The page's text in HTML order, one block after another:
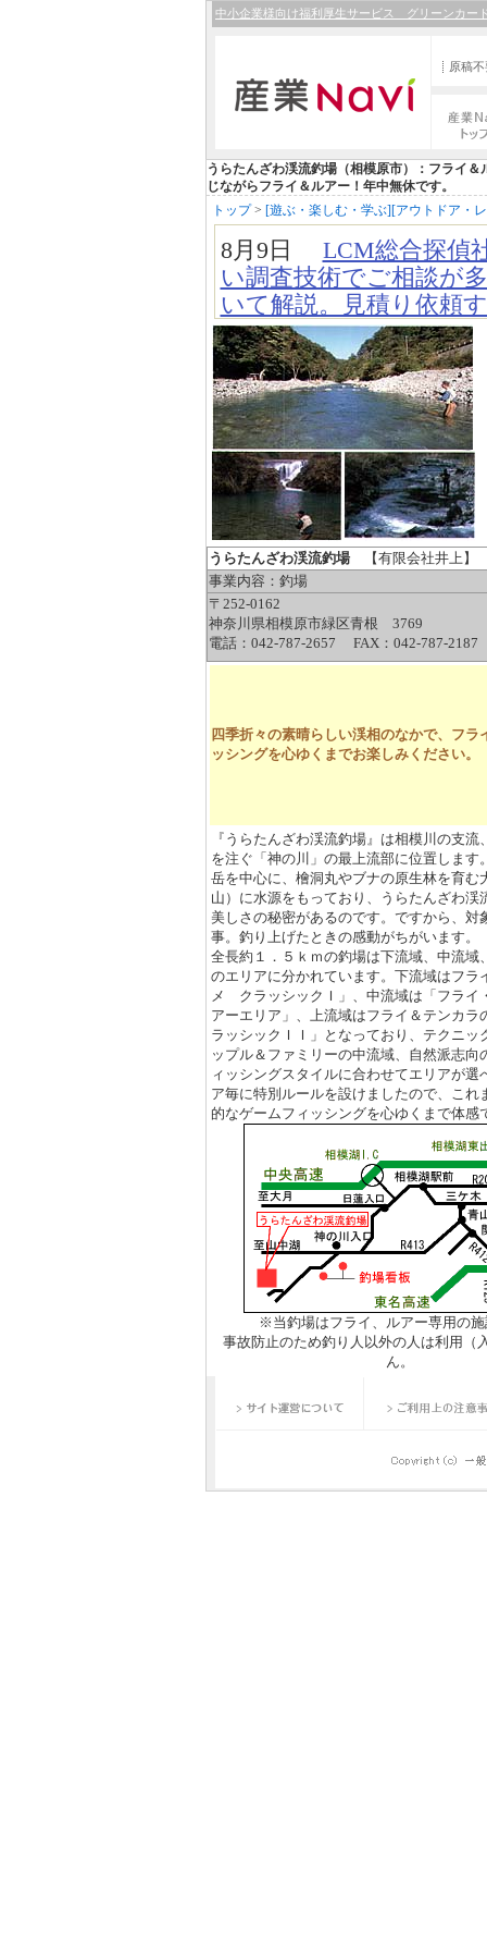
中小企業様向け福利厚生サービス グリーンカー
原稿
うらたんざわ渓流釣場（相模原市）：フライ
じながらフライ＆ルアー！年中無休です。
トップ> [遊ぶ・楽しむ・学ぶ][アウトドア・
8月9日 LCM総合探偵
い調査技術でご相談が
いて解説。見積り依頼
の仕組みなどがわかり
7月24日【新規掲載
塚市）：段ボールケー
ダーメイドで製造。商
ら製造まで一貫対応。
7月22日【新規掲載
ョンの相談所（富山市
ベ／リフォームの設計
向上・省エネ・建て替
7月6日【リニューア
クラウドPBX・
合型の法人向けIP電話
6月26日【リニュー
確に出会うことができ
6月23日【新規掲載
選び方をカーテンマイ
説。
6月11日【新規掲載
都港区）：子育てママ
告なら鮮度の高い会員
babycoへ出稿しません
6月10日【新規掲載
止まると困る重要設備
タが少ない現場でもOK
サポートします。
5月29日【新規掲載
式会社（東京都港区）
録画するクラウド型ツ
3,000円/台〜
5月29日【新規掲載！
京都港区）：ペプチド
のかを解説。成果を高
チド商品もご提案しま
5月13日【新規掲載！
市）：業務用呼び出し
性と長距離通信、手厚
4月6日【新規掲載！
自宅で学べる出張型の
うらたんざわ渓流釣場【有限会社井上】
事業内容：釣場
〒252-0162
神奈川県相模原市緑区青根 3769
電話：042-787-2657 FAX：042-787-2187
四季折々の素晴らしい渓相のなかで、フラ
ッシングを心ゆくまでお楽しみください。
『うらたんざわ渓流釣場』は相模川の支流
を注ぐ「神の川」の最上流部に位置します
岳を中心に、檜洞丸やブナの原生林を育む
山）に水源をもっており、うらたんざわ渓
美しさの秘密があるのです。ですから、対
事。釣り上げたときの感動がちがいます。
全長約１．５ｋｍの釣場は下流域、中流域
のエリアに分かれています。下流域はフラ
メ クラッシックＩ」、中流域は「フライ
アーエリア」、上流域はフライ＆テンカ
ラッシックＩＩ」となっており、テクニッ
ップル＆ファミリーの中流域、自然派志向
ィッシングスタイルに合わせてエリアが選
ア毎に特別ルールを設けましたので、これ
的なゲームフィッシングを心ゆくまで体感
※当釣場はフライ、ルアー専用の
事故防止のため釣り人以外の人は利用（
ん。